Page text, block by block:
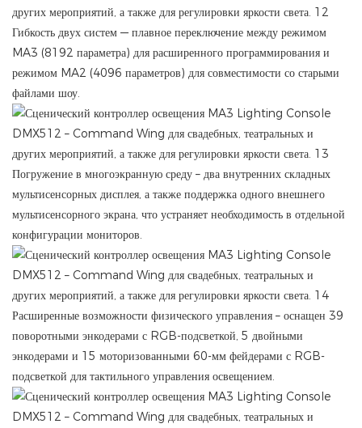
Гибкость двух систем — плавное переключение между режимом
MA3 (8192 параметра) для расширенного программирования и
режимом MA2 (4096 параметров) для совместимости со старыми
файлами шоу.
Погружение в многоэкранную среду – два внутренних складных
мультисенсорных дисплея, а также поддержка одного внешнего
мультисенсорного экрана, что устраняет необходимость в отдельной
конфигурации мониторов.
Расширенные возможности физического управления – оснащен 39
поворотными энкодерами с RGB-подсветкой, 5 двойными
энкодерами и 15 моторизованными 60-мм фейдерами с RGB-
подсветкой для тактильного управления освещением.